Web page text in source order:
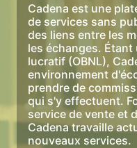
Cadena est une
de services sans
des liens entre les
les échanges.
lucratif (OBNL),
environnement
prendre de
qui s'y effectuent.
service de vente et
Cadena travaille
nouveaux services.